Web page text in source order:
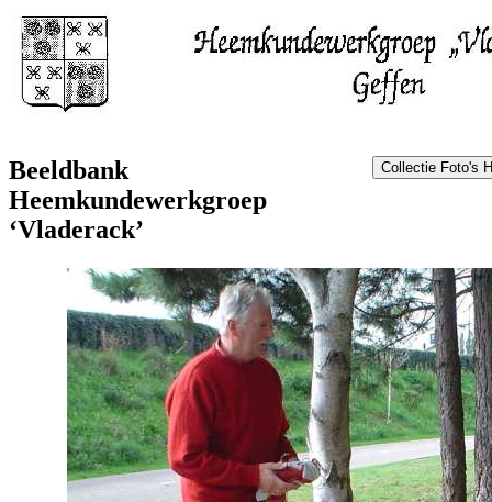
Beeldbank
Heemkundewerkgroep
‘Vladerack’